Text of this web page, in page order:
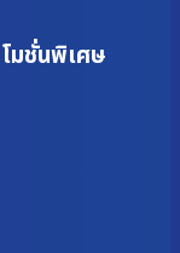
มชั่นพิเศษ